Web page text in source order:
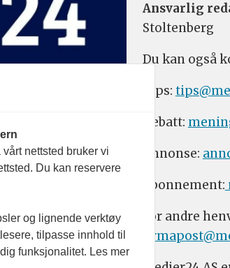
Ansvarlig
Stoltenberg
Du kan også
Tips:
Debatt:
Annonse:
Abonnement:
For andre
nettsted bruker vi
Du kan reservere
og lignende verktøy
tilpasse innhold til
funksjonalitet. Les mer